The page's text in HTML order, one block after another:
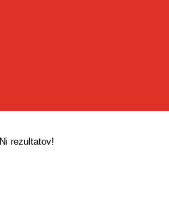
Ni rezultatov!